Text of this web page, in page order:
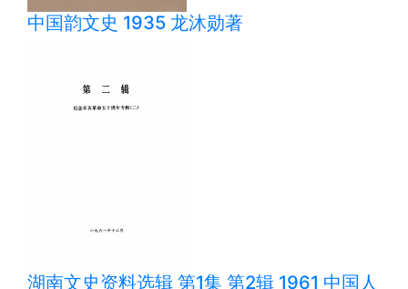
中国韵文史 1935 龙沐勋著
湖南文史资料选辑 第1集 第2辑 1961 中国人